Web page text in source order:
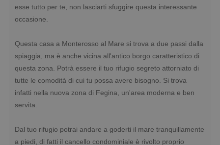
esse tutto per te, non lasciarti sfuggire questa interessante
occasione.
Questa casa a Monterosso al Mare si trova a due passi dalla
spiaggia, ma è anche vicina all'antico borgo caratteristico di
questa zona. Potrà essere il tuo rifugio segreto attorniato di
tutte le comodità di cui tu possa avere bisogno. Si trova
infatti nella nuova zona di Fegina, un'area moderna e ben
servita.
Dal tuo rifugio potrai andare a goderti il mare tranquillamente
a piedi, di fatti il cancello condominiale è rivolto proprio